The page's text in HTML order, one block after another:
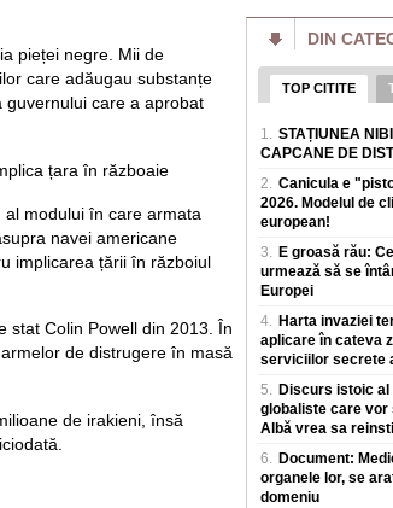
pieței negre. Mii de
care adăugau substanțe
guvernului care a aprobat
țara în războaie
al modului în care armata
navei americane
implicarea țării în războiul
stat Colin Powell din 2013. În
de distrugere în masă
de irakieni, însă
armatei pentru a
Scandal după
Motreanu: „PNL
guvernare alături
Secretarul
pune in pericol
Redresare și
Smartwatch
Funcțiile care
În ultimii ani,
simplu accesoriu
monitorizeze s
DIN
TOP CITITE
1. STAȚIUNEA
CAPCANE DE
2. Canicula e
2026. Modelul de
european!
3. E groasă rău:
urmează să se
Europei
4. Harta invaziei
aplicare în cateva
serviciilor secrete
5. Discurs istoic
globaliste care vor
Albă vrea sa
6. Document:
organele lor, se
domeniu